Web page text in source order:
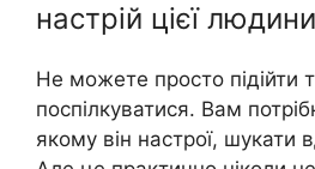
настрій цієї
Не можете просто підійти
поспілкуватися. Вам
якому він настрої, шукати